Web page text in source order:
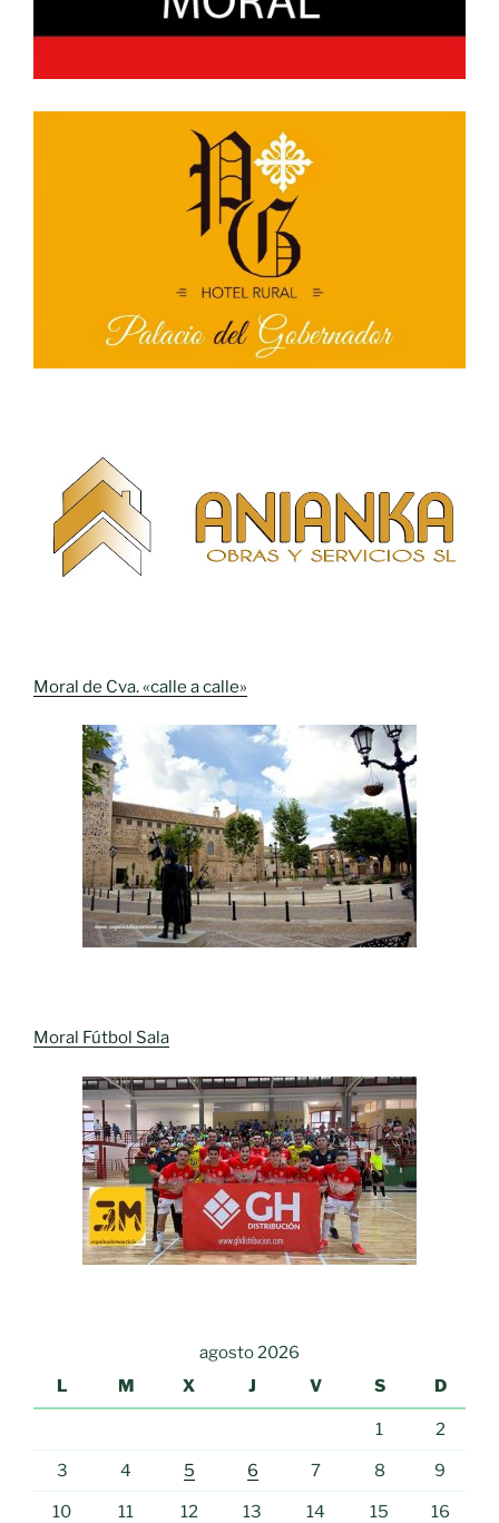
Moral de Cva. «calle a calle»
Moral Fútbol Sala
agosto 2026
L
M X J V S D
1 2
3 4 5 6 7 8 9
10 11 12 13 14 15 16